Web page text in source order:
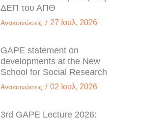
ΔΕΠ του ΑΠΘ
Ανακοινώσεις / 27 Ιουλ, 2026
GAPE statement on
developments at the New
School for Social Research
Ανακοινώσεις / 02 Ιουλ, 2026
3rd GAPE Lecture 2026: